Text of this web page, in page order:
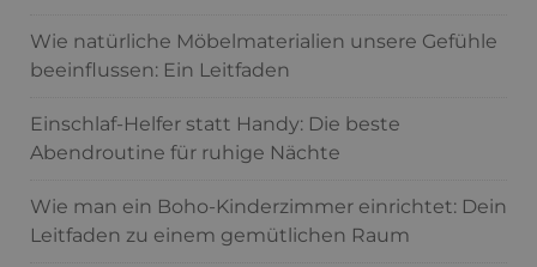
Wie natürliche Möbelmaterialien unsere Gefühle
beeinflussen: Ein Leitfaden
Einschlaf-Helfer statt Handy: Die beste
Abendroutine für ruhige Nächte
Wie man ein Boho-Kinderzimmer einrichtet: Dein
Leitfaden zu einem gemütlichen Raum